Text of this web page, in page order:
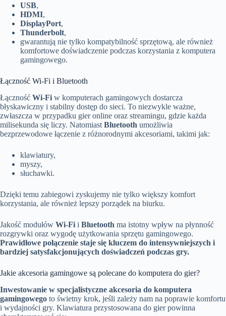
USB,
HDMI,
DisplayPort,
Thunderbolt,
gwarantują nie tylko kompatybilność sprzętową, ale również
komfortowe doświadczenie podczas korzystania z komputera
gamingowego.
Łączność Wi-Fi i Bluetooth
Łączność Wi-Fi w komputerach gamingowych dostarcza
błyskawiczny i stabilny dostęp do sieci. To niezwykle ważne,
zwłaszcza w przypadku gier online oraz streamingu, gdzie każda
milisekunda się liczy. Natomiast Bluetooth umożliwia
bezprzewodowe łączenie z różnorodnymi akcesoriami, takimi jak:
klawiatury,
myszy,
słuchawki.
Dzięki temu zabiegowi zyskujemy nie tylko większy komfort
korzystania, ale również lepszy porządek na biurku.
Jakość modułów Wi-Fi i Bluetooth ma istotny wpływ na płynność
rozgrywki oraz wygodę użytkowania sprzętu gamingowego.
Prawidłowe połączenie staje się kluczem do intensywniejszych i
bardziej satysfakcjonujących doświadczeń podczas gry.
Jakie akcesoria gamingowe są polecane do komputera do gier?
Inwestowanie w specjalistyczne akcesoria do komputera
gamingowego to świetny krok, jeśli zależy nam na poprawie komfortu
i wydajności gry. Klawiatura przystosowana do gier powinna